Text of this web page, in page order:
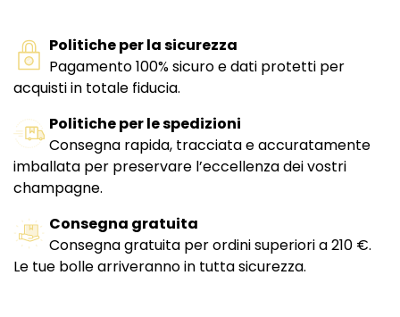
Politiche per la sicurezza
Pagamento 100% sicuro e dati protetti per
acquisti in totale fiducia.
Politiche per le spedizioni
Consegna rapida, tracciata e accuratamente
imballata per preservare l’eccellenza dei vostri
champagne.
Consegna gratuita
Consegna gratuita per ordini superiori a 210 €.
Le tue bolle arriveranno in tutta sicurezza.